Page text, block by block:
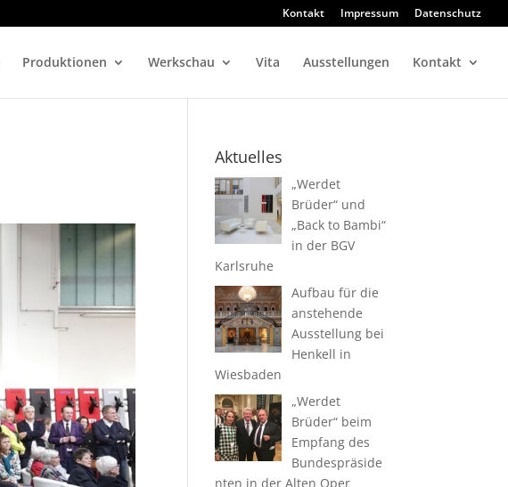
Kontakt Impressum Datenschutz
Produktionen Werkschau Vita Ausstellungen Kontakt
Aktuelles
„Werdet
Brüder“ und
„Back to Bambi“
in der BGV
Karlsruhe
Aufbau für die
anstehende
Ausstellung bei
Henkell in
Wiesbaden
„Werdet
Brüder“ beim
Empfang des
Bundespräside
nten in der Alten Oper